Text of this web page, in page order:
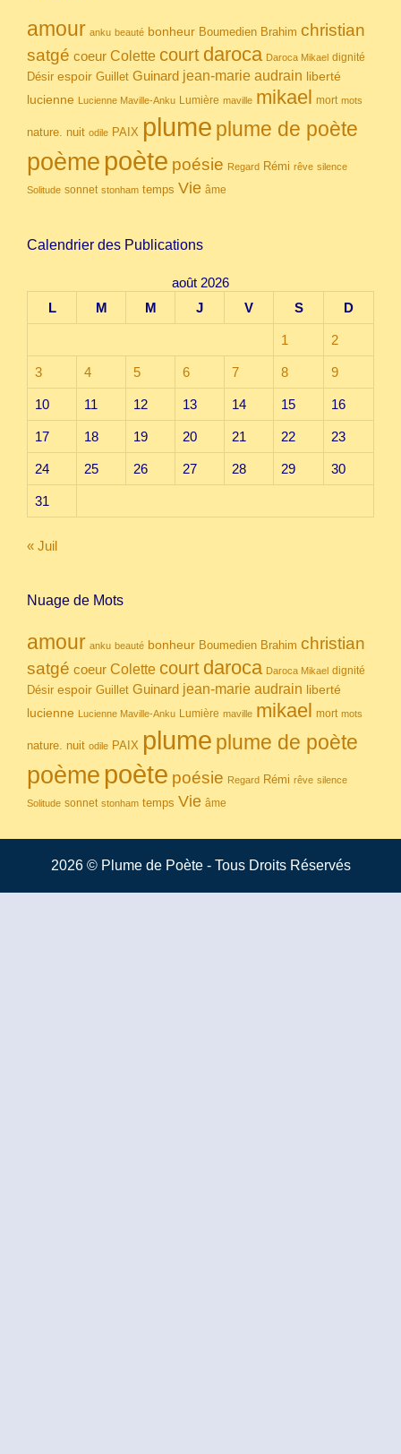
amour anku beauté bonheur Boumedien Brahim christian
satgé coeur Colette court daroca Daroca Mikael dignité
Désir espoir Guillet Guinard jean-marie audrain liberté
lucienne Lucienne Maville-Anku Lumière maville mikael mort mots
nature. nuit odile PAIX plume plume de poète
poème poète poésie Regard Rémi rêve silence
Solitude sonnet stonham temps Vie âme
Calendrier des Publications
août 2026
L
M M J V S D
1 2
3 4 5 6 7 8 9
10 11 12 13 14 15 16
17 18 19 20 21 22 23
24 25 26 27 28 29 30
31
« Juil
Nuage de Mots
amour anku beauté bonheur Boumedien Brahim christian
satgé coeur Colette court daroca Daroca Mikael dignité
Désir espoir Guillet Guinard jean-marie audrain liberté
lucienne Lucienne Maville-Anku Lumière maville mikael mort mots
nature. nuit odile PAIX plume plume de poète
poème poète poésie Regard Rémi rêve silence
Solitude sonnet stonham temps Vie âme
2026 © Plume de Poète - Tous Droits Réservés